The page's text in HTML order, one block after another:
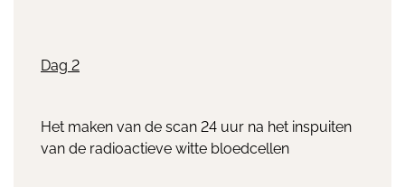
Dag 2
Het maken van de scan 24 uur na het inspuiten
van de radioactieve witte bloedcellen